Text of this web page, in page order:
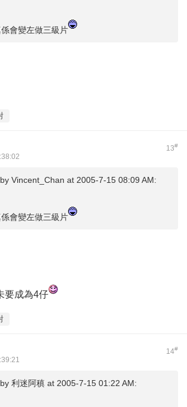
會變左做三級片
13#
Vincent_Chan at 2005-7-15 08:09 AM:
會變左做三級片
要成為4仔
14#
利迷阿稹 at 2005-7-15 01:22 AM: